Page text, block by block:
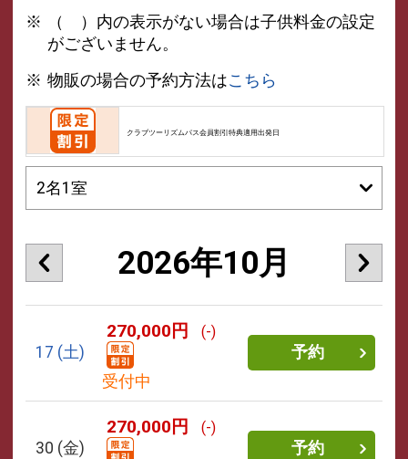
（ ）内の表示がない場合は子供料金の設定
がございません。
物販の場合の予約方法はこちら
クラブツーリズムパス会員割引特典適用出発日
2026年10月
17 (土)
270,000円 (-)
受付中
予約
30 (金)
270,000円 (-)
予約